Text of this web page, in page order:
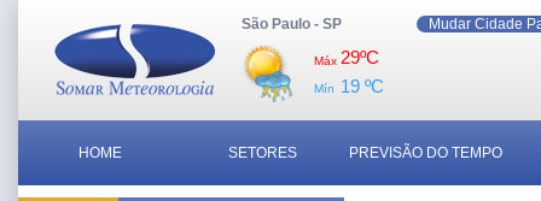
São Paulo - SP Mudar Cidade
Máx 29ºC
Mín 19 ºC
HOME SETORES PREVISÃO DO TEMPO